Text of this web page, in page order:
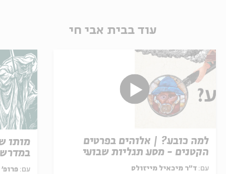
עוד בבית אבי חי
למה כובע? | אלוהים בפרטים
הקטנים - מסע תגליות שבועי
בעולם האמנותעם: ד"ר מיכאיל מייזולס
מותו
עם: פרופ' אביגדור שנאן